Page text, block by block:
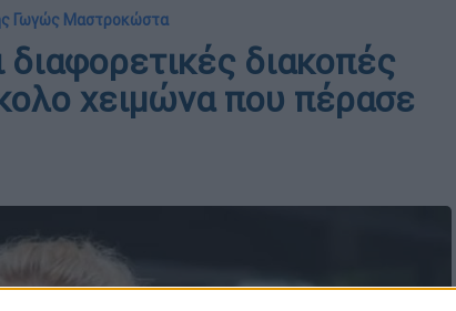
Γωγώς Μαστροκώστα
διακοπές
χειμώνα που πέρασε